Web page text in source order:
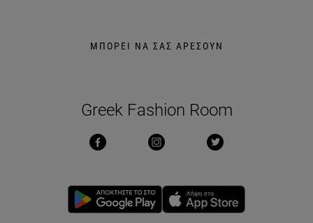
ΜΠΟΡΕΙ ΝΑ ΣΑΣ ΑΡΕΣΟΥΝ
Greek Fashion Room